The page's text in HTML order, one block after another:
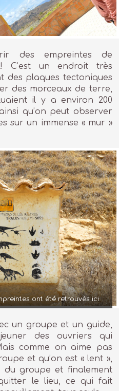
des empreintes de
! C’est un endroit très
des plaques tectoniques
des morceaux de terre,
il y a environ 200
qu’on peut observer
sur un immense « mur »
ont été retrouvés ici
un groupe et un guide,
des ouvriers qui
comme on aime pas
et qu’on est « lent »,
groupe et finalement
le lieu, ce qui fait